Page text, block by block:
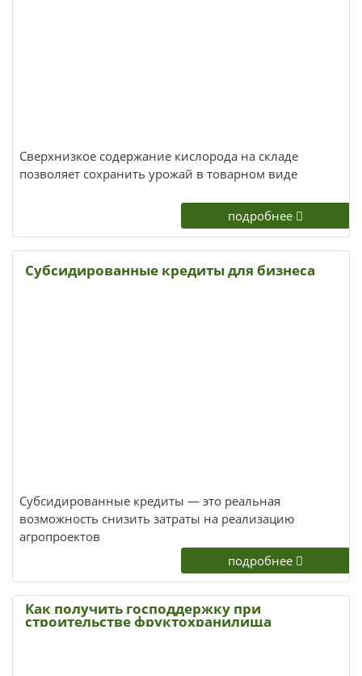
Сверхнизкое содержание кислорода на складе
позволяет сохранить урожай в товарном виде
подробнее
Субсидированные кредиты для бизнеса
Субсидированные кредиты — это реальная
возможность снизить затраты на реализацию
агропроектов
подробнее
Как получить господдержку при
строительстве фруктохранилища